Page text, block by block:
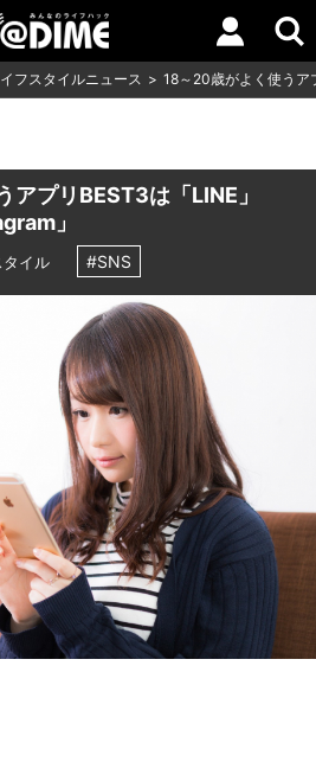
フスタイルニュース 18～20歳がよく使う
アプリBEST3は「LINE」
」
タイル #SNS